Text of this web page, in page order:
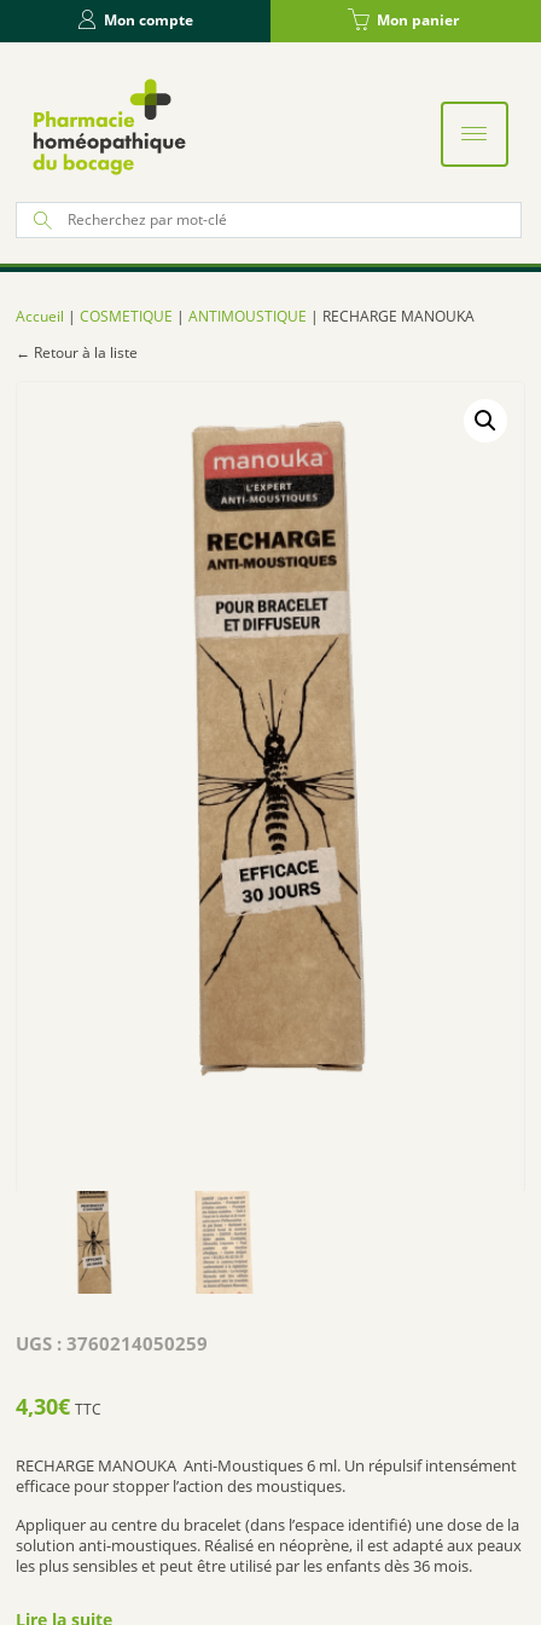
Mon compte Mon panier
:
Accueil |COSMETIQUE |ANTIMOUSTIQUE | RECHARGE MANOUKA
← Retour à la liste
UGS :3760214050259
4,30€ TTC
RECHARGE MANOUKA Anti-Moustiques 6 ml. Un répulsif intensément
efficace pour stopper l’action des moustiques.
Appliquer au centre du bracelet (dans l’espace identifié) une dose de la
solution anti-moustiques. Réalisé en néoprène, il est adapté aux peaux
les plus sensibles et peut être utilisé par les enfants dès 36 mois.
Lire la suite
Panneau de gestion des cookies